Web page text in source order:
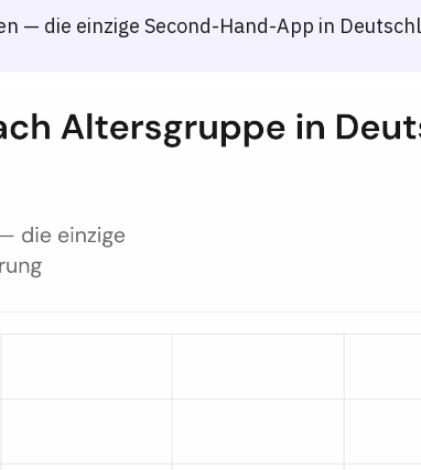
— die einzige Second-Hand-App in